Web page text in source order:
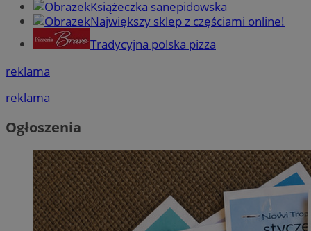
Książeczka sanepidowska
Największy sklep z częściami online!
Tradycyjna polska pizza
reklama
reklama
Ogłoszenia